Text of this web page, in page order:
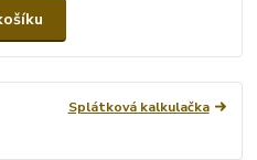
Splátková kalkulačka